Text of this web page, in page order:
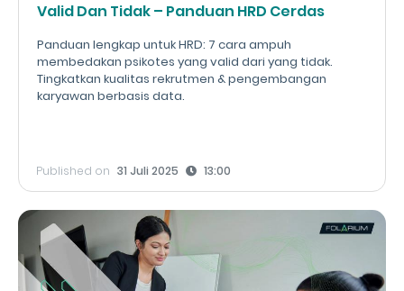
Valid Dan Tidak – Panduan HRD Cerdas
Panduan lengkap untuk HRD: 7 cara ampuh
membedakan psikotes yang valid dari yang tidak.
Tingkatkan kualitas rekrutmen & pengembangan
karyawan berbasis data.
Published on 31 Juli 2025 13:00